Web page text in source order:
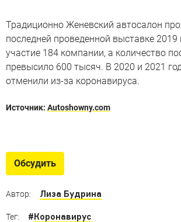
Традиционно Женевский автосалон
последней проведенной выставке 2019
участие 184 компании, а количество
превысило 600 тысяч. В 2020 и 2021
отменили из-за коронавируса.
Источник: Autoshowny.com
Что мы могли бы увидеть на
Обсудить
Автор: Лиза Будрина
Тег: #Коронавирус